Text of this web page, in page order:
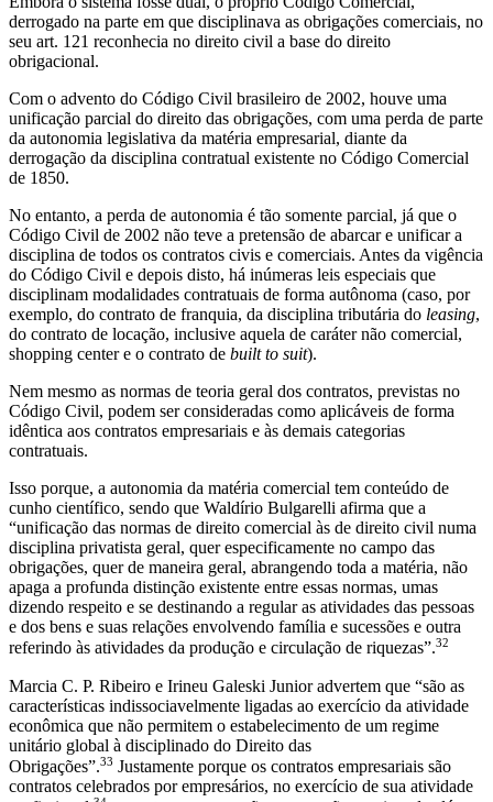
derrogado na parte em que disciplinava as obrigações comerciais, no
seu art. 121 reconhecia no direito civil a base do direito
obrigacional.
Com o advento do Código Civil brasileiro de 2002, houve uma
unificação parcial do direito das obrigações, com uma perda de parte
da autonomia legislativa da matéria empresarial, diante da
derrogação da disciplina contratual existente no Código Comercial
de 1850.
No entanto, a perda de autonomia é tão somente parcial, já que o
Código Civil de 2002 não teve a pretensão de abarcar e unificar a
disciplina de todos os contratos civis e comerciais. Antes da vigência
do Código Civil e depois disto, há inúmeras leis especiais que
disciplinam modalidades contratuais de forma autônoma (caso, por
exemplo, do contrato de franquia, da disciplina tributária do leasing,
do contrato de locação, inclusive aquela de caráter não comercial,
shopping center e o contrato de built to suit).
Nem mesmo as normas de teoria geral dos contratos, previstas no
Código Civil, podem ser consideradas como aplicáveis de forma
idêntica aos contratos empresariais e às demais categorias
contratuais.
Isso porque, a autonomia da matéria comercial tem conteúdo de
cunho científico, sendo que Waldírio Bulgarelli afirma que a
“unificação das normas de direito comercial às de direito civil numa
disciplina privatista geral, quer especificamente no campo das
obrigações, quer de maneira geral, abrangendo toda a matéria, não
apaga a profunda distinção existente entre essas normas, umas
dizendo respeito e se destinando a regular as atividades das pessoas
e dos bens e suas relações envolvendo família e sucessões e outra
referindo às atividades da produção e circulação de riquezas”.32
Marcia C. P. Ribeiro e Irineu Galeski Junior advertem que “são as
características indissociavelmente ligadas ao exercício da atividade
econômica que não permitem o estabelecimento de um regime
unitário global à disciplinado do Direito das
Obrigações”.33 Justamente porque os contratos empresariais são
contratos celebrados por empresários, no exercício de sua atividade